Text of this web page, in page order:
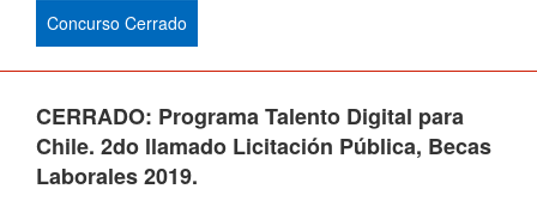
Concurso Cerrado
CERRADO: Programa Talento Digital para
Chile. 2do llamado Licitación Pública, Becas
Laborales 2019.